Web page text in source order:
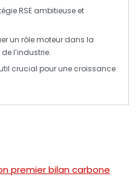
RSE ambitieuse et
un rôle moteur dans la
de l’industrie.
crucial pour une croissance
premier bilan carbone